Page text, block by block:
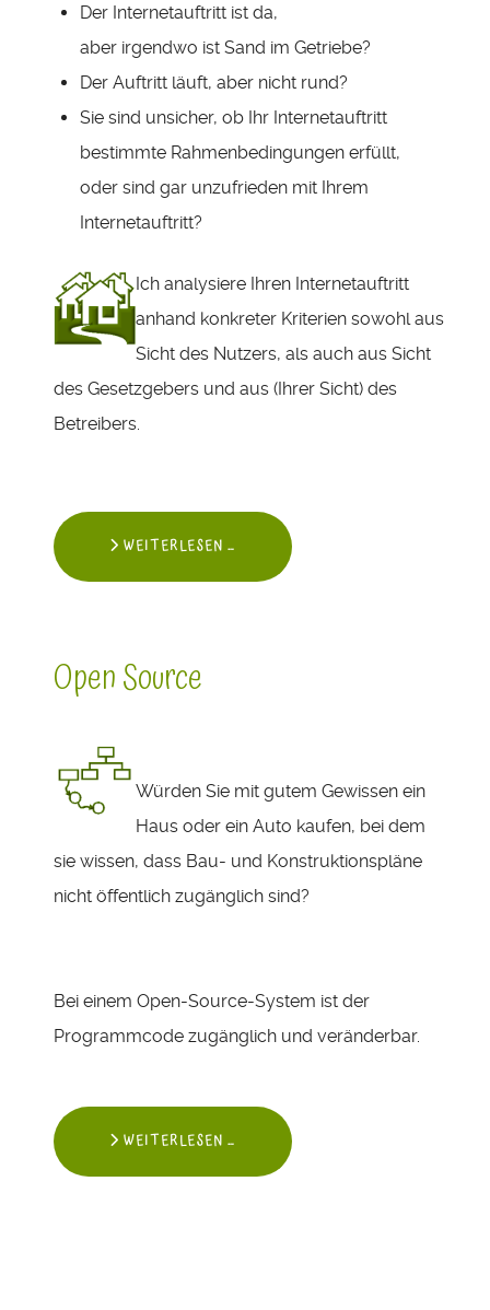
Der Internetauftritt ist da,
aber irgendwo ist Sand im Getriebe?
Der Auftritt läuft, aber nicht rund?
Sie sind unsicher, ob Ihr Internetauftritt
bestimmte Rahmenbedingungen erfüllt,
oder sind gar unzufrieden mit Ihrem
Internetauftritt?
Ich analysiere Ihren Internetauftritt
anhand konkreter Kriterien sowohl aus
Sicht des Nutzers, als auch aus Sicht
des Gesetzgebers und aus (Ihrer Sicht) des
Betreibers.
WEITERLESEN …
Open Source
Würden Sie mit gutem Gewissen ein
Haus oder ein Auto kaufen, bei dem
sie wissen, dass Bau- und Konstruktionspläne
nicht öffentlich zugänglich sind?
Bei einem Open-Source-System ist der
Programmcode zugänglich und veränderbar.
WEITERLESEN …